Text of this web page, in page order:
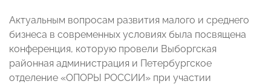
Актуальным вопросам развития малого и среднего
бизнеса в современных условиях была посвящена
конференция, которую провели Выборгская
районная администрация и Петербургское
отделение «ОПОРЫ РОССИИ» при участии